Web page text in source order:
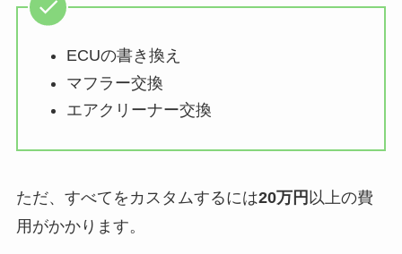
ECUの書き換え
マフラー交換
エアクリーナー交換
ただ、すべてをカスタムするには20万円 以上の費
用がかかります。